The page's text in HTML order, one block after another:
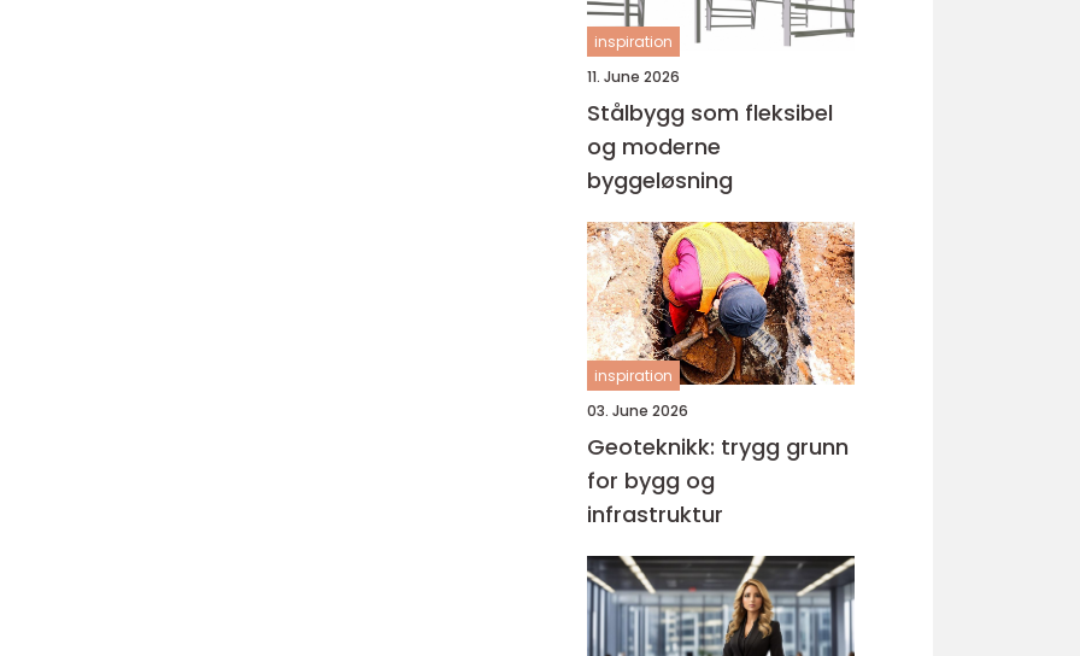
inspiration
11. June 2026
Stålbygg som fleksibel
og moderne
byggeløsning
inspiration
03. June 2026
Geoteknikk: trygg grunn
for bygg og
infrastruktur